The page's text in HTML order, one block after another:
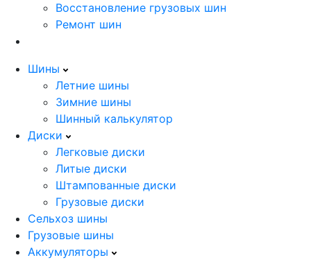
Восстановление грузовых шин
Ремонт шин
Шины
Летние шины
Зимние шины
Шинный калькулятор
Диски
Легковые диски
Литые диски
Штампованные диски
Грузовые диски
Сельхоз шины
Грузовые шины
Аккумуляторы